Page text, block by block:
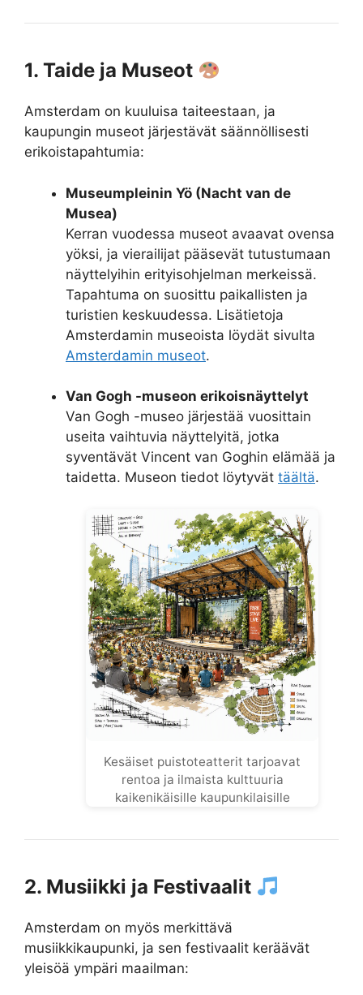
1. Taide ja Museot
Amsterdam on kuuluisa taiteestaan, ja
kaupungin museot järjestävät säännöllisesti
erikoistapahtumia:
Museumpleinin Yö (Nacht van de
Musea)
Kerran vuodessa museot avaavat ovensa
yöksi, ja vierailijat pääsevät tutustumaan
näyttelyihin erityisohjelman merkeissä.
Tapahtuma on suosittu paikallisten ja
turistien keskuudessa. Lisätietoja
Amsterdamin museoista löydät sivulta
Amsterdamin museot.
Van Gogh -museon erikoisnäyttelyt
Van Gogh -museo järjestää vuosittain
useita vaihtuvia näyttelyitä, jotka
syventävät Vincent van Goghin elämää ja
taidetta. Museon tiedot löytyvät täältä.
Kesäiset puistoteatterit tarjoavat
rentoa ja ilmaista kulttuuria
kaikenikäisille kaupunkilaisille
2. Musiikki ja Festivaalit
Amsterdam on myös merkittävä
musiikkikaupunki, ja sen festivaalit keräävät
yleisöä ympäri maailman: